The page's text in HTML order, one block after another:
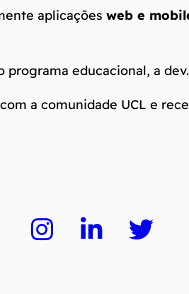
aplicações web e
programa educacional, a
a comunidade UCL e